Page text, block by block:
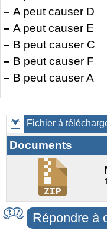
– A peut causer D
– A peut causer E
– B peut causer C
– B peut causer F
– B peut causer A
Fichier à
Documents
Répondre à